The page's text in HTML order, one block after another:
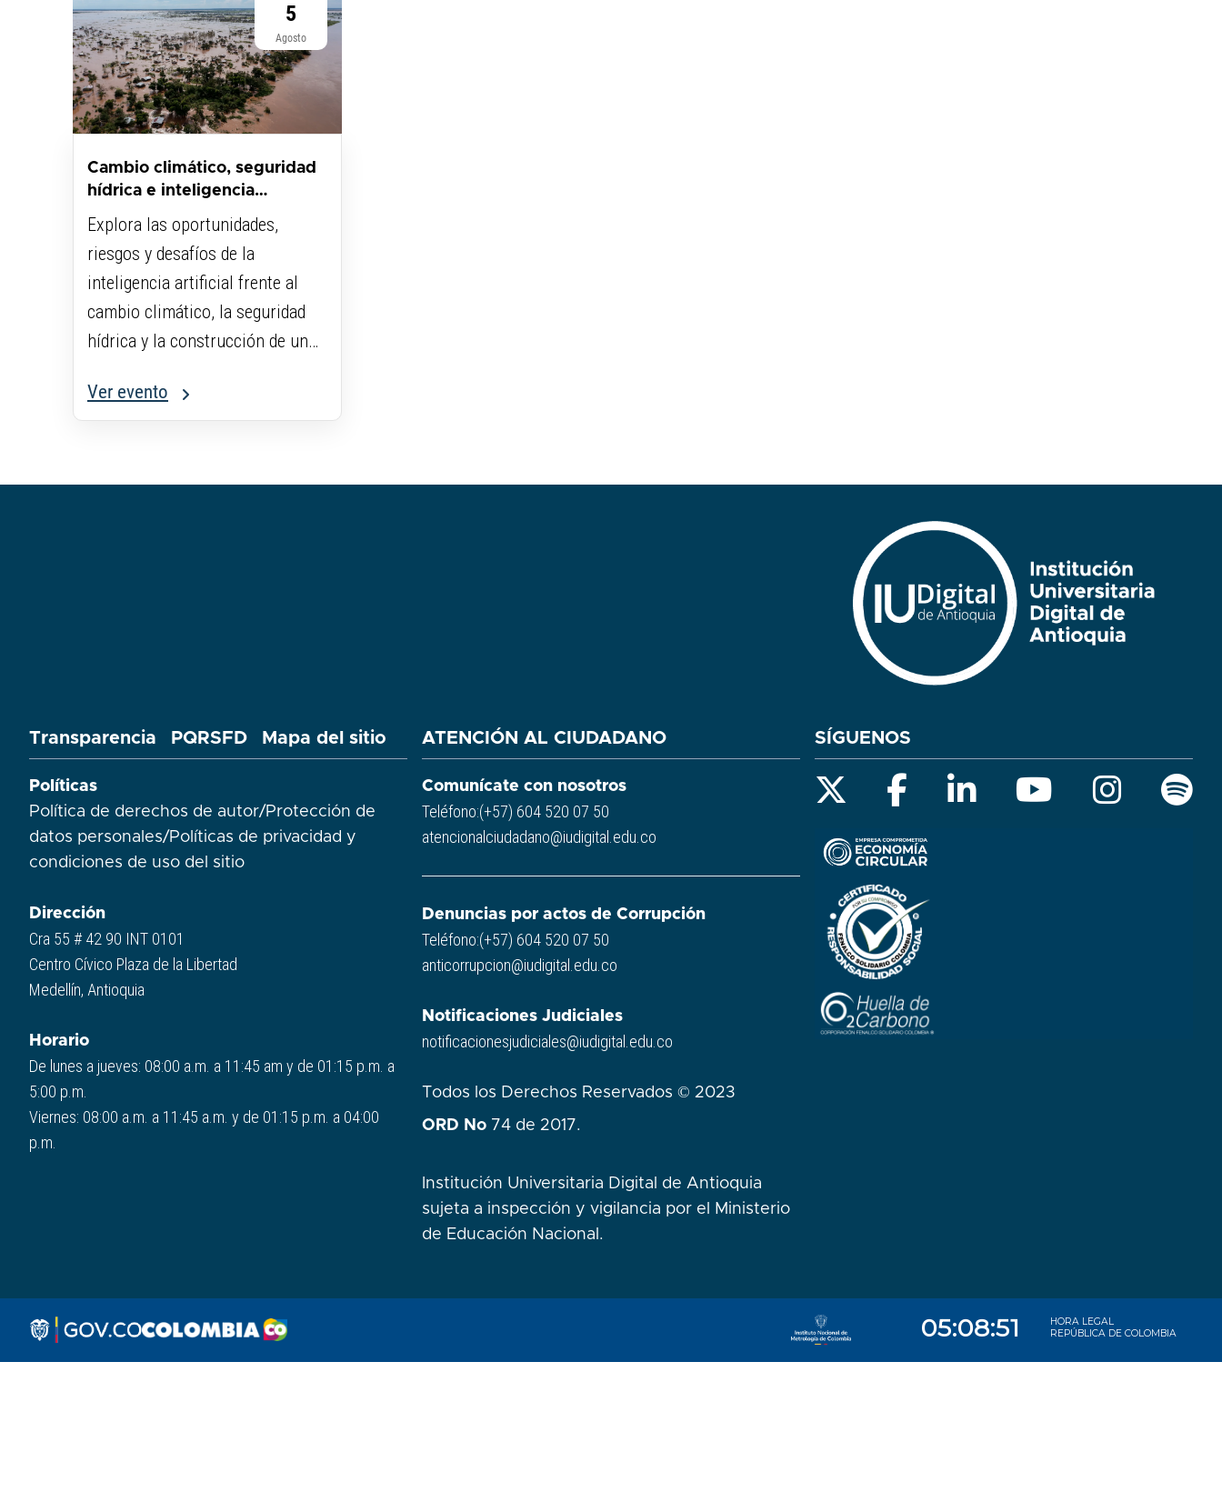
5
Agosto
Cambio climático, seguridad
hídrica e inteligencia
artificial...
Explora las oportunidades,
riesgos y desafíos de la
inteligencia artificial frente al
cambio climático, la seguridad
hídrica y la construcción de un
Ver evento
Transparencia PQRSFD Mapa del sitio
Políticas
Política de derechos de autor/Protección de
datos personales/Políticas de privacidad y
condiciones de uso del sitio​
Dirección
Cra 55 # 42 90 INT 0101
Centro Cívico Plaza de la Libertad
Medellín, Antioquia
Horario
De lunes a jueves: 08:00 a.m. a 11:45 am y de 01:15 p.m. a
5:00 p.m.
Viernes: 08:00 a.m. a 11:45 a.m. y de 01:15 p.m. a 04:00
p.m.
ATENCIÓN AL CIUDADANO
Comunícate con nosotros
Teléfono:(+57) 604 520 07 50
atencionalciudadano@iudigital.edu.co
Denuncias por actos de Corrupción
Teléfono:(+57) 604 520 07 50
anticorrupcion@iudigital.edu.co
Notificaciones Judiciales
notificacionesjudiciales@iudigital.edu.co
Todos los Derechos Reservados © 2023
ORD No 74 de 2017.
Institución Universitaria Digital de Antioquia
sujeta a inspección y vigilancia por el Ministerio
de Educación Nacional.
SÍGUENOS